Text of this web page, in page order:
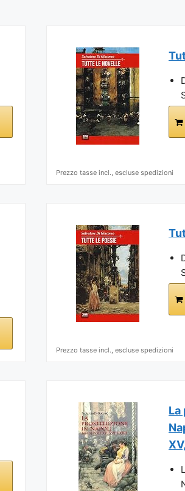
Prezzo tasse incl., escluse spedizioni
Prezzo tasse incl., escluse spedizioni
La